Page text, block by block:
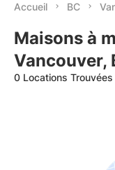
Accueil BC
Maisons à
Vancouver,
0 Locations Trouvées
Date: les plus